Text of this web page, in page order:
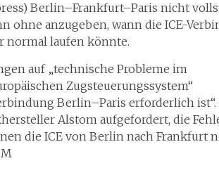
Berlin–Frankfurt–Paris nicht
ohne anzugeben, wann die ICE-
normal laufen könnte.
auf „technische Probleme im
Zugsteuerungssystem“
Berlin–Paris erforderlich ist“.
Alstom aufgefordert, die
die ICE von Berlin nach Frankfurt